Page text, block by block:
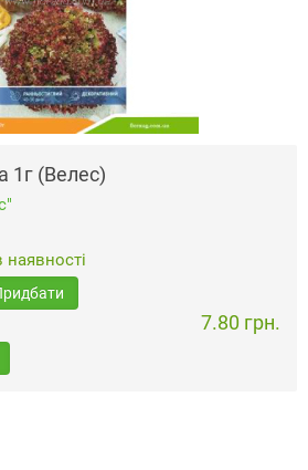
1г (Велес)
наявності
7.80 грн.